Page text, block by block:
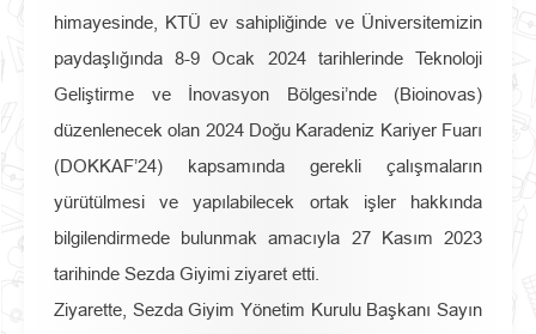
himayesinde, KTÜ ev sahipliğinde ve Üniversitemizin
paydaşlığında 8-9 Ocak 2024 tarihlerinde Teknoloji
Geliştirme ve İnovasyon Bölgesi’nde (Bioinovas)
düzenlenecek olan 2024 Doğu Karadeniz Kariyer Fuarı
(DOKKAF’24) kapsamında gerekli çalışmaların
yürütülmesi ve yapılabilecek ortak işler hakkında
bilgilendirmede bulunmak amacıyla 27 Kasım 2023
tarihinde Sezda Giyimi ziyaret etti.
Ziyarette, Sezda Giyim Yönetim Kurulu Başkanı Sayın